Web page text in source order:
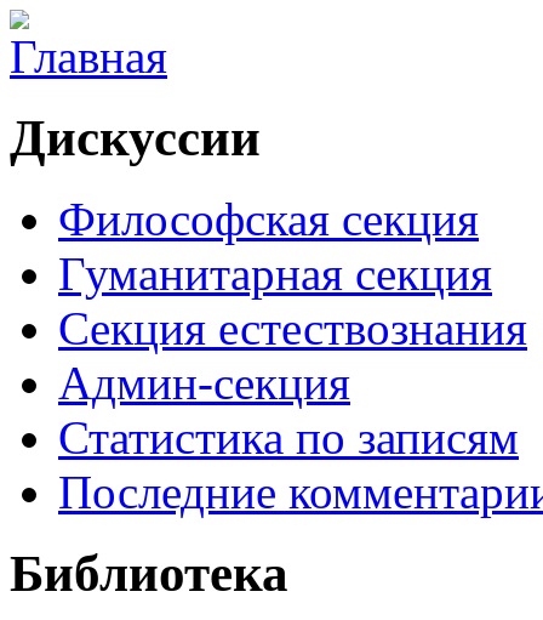
Дискуссии
Философская секция
Гуманитарная секция
Секция естествознания
Админ-секция
Статистика по записям
Последние
Библиотека